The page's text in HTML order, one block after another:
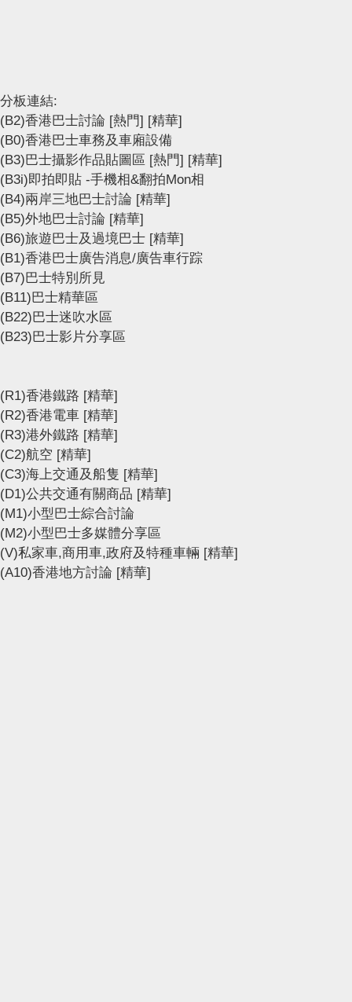
分板連結:
(B2)香港巴士討論 [熱門] [精華]
(B0)香港巴士車務及車廂設備
(B3)巴士攝影作品貼圖區 [熱門] [精華]
(B3i)即拍即貼 -手機相&翻拍Mon相
(B4)兩岸三地巴士討論 [精華]
(B5)外地巴士討論 [精華]
(B6)旅遊巴士及過境巴士 [精華]
(B1)香港巴士廣告消息/廣告車行踪
(B7)巴士特別所見
(B11)巴士精華區
(B22)巴士迷吹水區
(B23)巴士影片分享區
(R1)香港鐵路 [精華]
(R2)香港電車 [精華]
(R3)港外鐵路 [精華]
(C2)航空 [精華]
(C3)海上交通及船隻 [精華]
(D1)公共交通有關商品 [精華]
(M1)小型巴士綜合討論
(M2)小型巴士多媒體分享區
(V)私家車,商用車,政府及特種車輛 [精華]
(A10)香港地方討論 [精華]